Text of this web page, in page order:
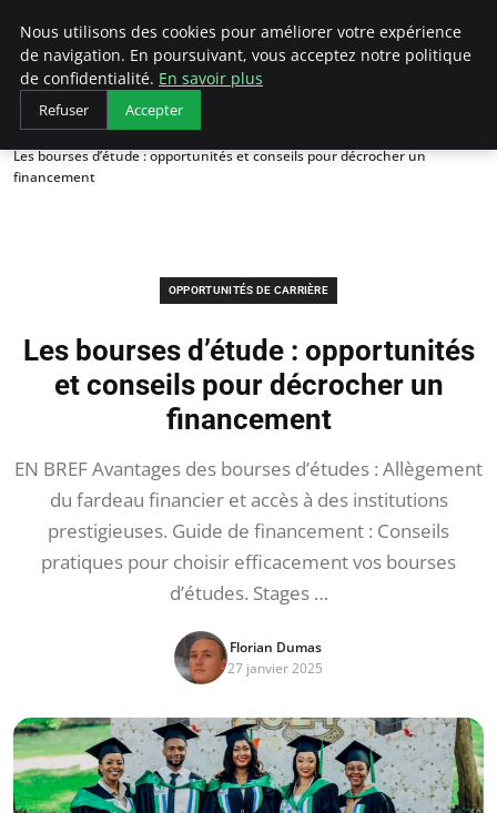
AIESEC France
Accueil
Opportunités de Carrière
Les bourses d’étude : opportunités et conseils pour décrocher un
financement
OPPORTUNITÉS DE CARRIÈRE
Les bourses d’étude : opportunités
et conseils pour décrocher un
financement
EN BREF Avantages des bourses d’études : Allègement
du fardeau financier et accès à des institutions
prestigieuses. Guide de financement : Conseils
pratiques pour choisir efficacement vos bourses
d’études. Stages …
Florian Dumas
27 janvier 2025
Nous utilisons des cookies pour améliorer votre expérience
de navigation. En poursuivant, vous acceptez notre politique
de confidentialité. En savoir plus
Refuser Accepter